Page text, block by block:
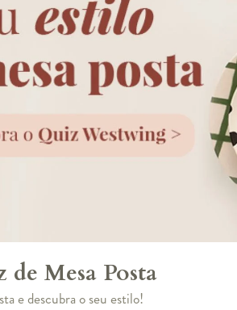
de Mesa Posta
e descubra o seu estilo!